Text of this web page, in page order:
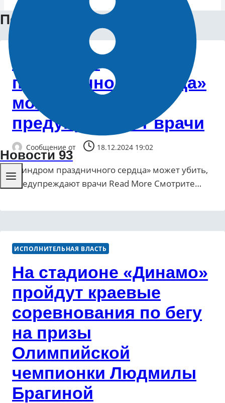
Новости 93
Последние новости
«Синдром
праздничного сердца»
может убить,
предупреждают врачи
Сообщение от 18.12.2024 19:02
«Синдром праздничного сердца» может убить,
предупреждают врачи ​Read More Смотрите…
ИСПОЛНИТЕЛЬНАЯ ВЛАСТЬ
На стадионе «Динамо»
пройдут краевые
соревнования по бегу
на призы
Олимпийской
чемпионки Людмилы
Брагиной